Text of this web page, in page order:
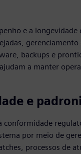
e a longevidade
gerenciamento
backups e
a manter
e
conformidade
por meio de
processos de